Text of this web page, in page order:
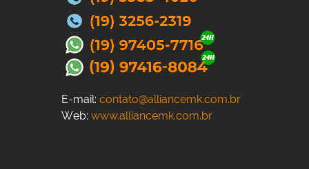
E-mail: contato@alliancemk.com.br
Web: www.alliancemk.com.br